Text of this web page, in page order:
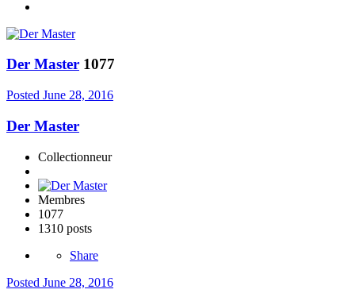
Der Master 1077
Posted June 28, 2016
Der Master
Collectionneur
Membres
1077
1310 posts
Share
Posted June 28, 2016